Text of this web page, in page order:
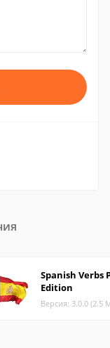
Spanish Verbs
Edition
Версия: 3.0.0 (2.5